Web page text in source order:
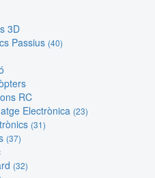
3D
Passius (40)
RC
Electrònica (23)
(31)
(37)
(32)